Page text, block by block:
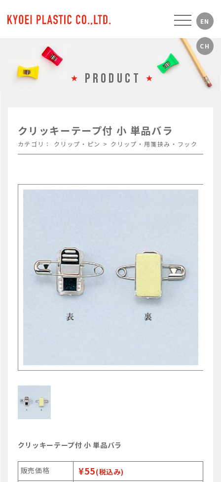
PRODUCT
クリッキーテープ付 小 単品バラ
カテゴリ： クリップ・ピン > クリップ・用箋挟み・フック
クリッキーテープ付 小 単品バラ
販売価格 ¥55(税込み)